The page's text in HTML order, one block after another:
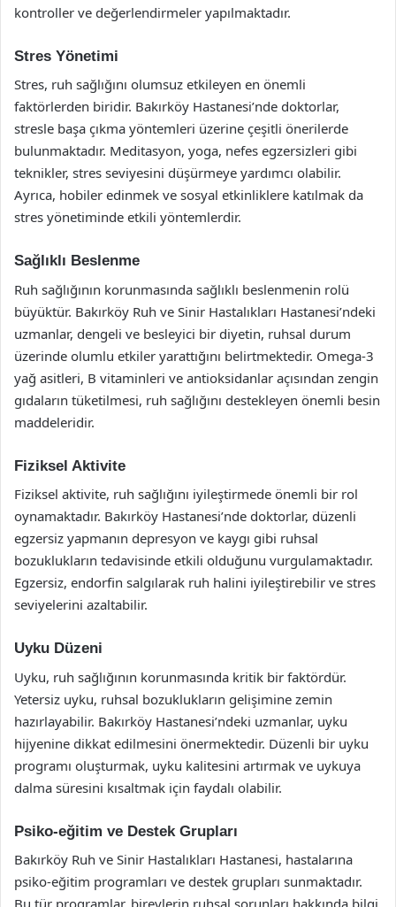
kontroller ve değerlendirmeler yapılmaktadır.
Stres Yönetimi
Stres, ruh sağlığını olumsuz etkileyen en önemli
faktörlerden biridir. Bakırköy Hastanesi’nde doktorlar,
stresle başa çıkma yöntemleri üzerine çeşitli önerilerde
bulunmaktadır. Meditasyon, yoga, nefes egzersizleri gibi
teknikler, stres seviyesini düşürmeye yardımcı olabilir.
Ayrıca, hobiler edinmek ve sosyal etkinliklere katılmak da
stres yönetiminde etkili yöntemlerdir.
Sağlıklı Beslenme
Ruh sağlığının korunmasında sağlıklı beslenmenin rolü
büyüktür. Bakırköy Ruh ve Sinir Hastalıkları Hastanesi’ndeki
uzmanlar, dengeli ve besleyici bir diyetin, ruhsal durum
üzerinde olumlu etkiler yarattığını belirtmektedir. Omega-3
yağ asitleri, B vitaminleri ve antioksidanlar açısından zengin
gıdaların tüketilmesi, ruh sağlığını destekleyen önemli besin
maddeleridir.
Fiziksel Aktivite
Fiziksel aktivite, ruh sağlığını iyileştirmede önemli bir rol
oynamaktadır. Bakırköy Hastanesi’nde doktorlar, düzenli
egzersiz yapmanın depresyon ve kaygı gibi ruhsal
bozuklukların tedavisinde etkili olduğunu vurgulamaktadır.
Egzersiz, endorfin salgılarak ruh halini iyileştirebilir ve stres
seviyelerini azaltabilir.
Uyku Düzeni
Uyku, ruh sağlığının korunmasında kritik bir faktördür.
Yetersiz uyku, ruhsal bozuklukların gelişimine zemin
hazırlayabilir. Bakırköy Hastanesi’ndeki uzmanlar, uyku
hijyenine dikkat edilmesini önermektedir. Düzenli bir uyku
programı oluşturmak, uyku kalitesini artırmak ve uykuya
dalma süresini kısaltmak için faydalı olabilir.
Psiko-eğitim ve Destek Grupları
Bakırköy Ruh ve Sinir Hastalıkları Hastanesi, hastalarına
psiko-eğitim programları ve destek grupları sunmaktadır.
Bu tür programlar, bireylerin ruhsal sorunları hakkında bilgi